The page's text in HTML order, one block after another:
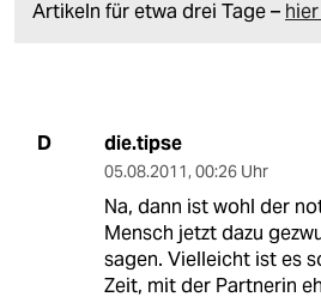
Artikeln für etwa drei Tage –
D die.tipse
05.08.2011, 00:26 Uhr
Na, dann ist wohl der
Mensch jetzt dazu
sagen. Vielleicht ist es
Zeit, mit der Partnerin